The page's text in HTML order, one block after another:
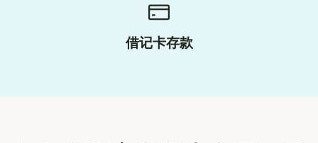
借记卡存款